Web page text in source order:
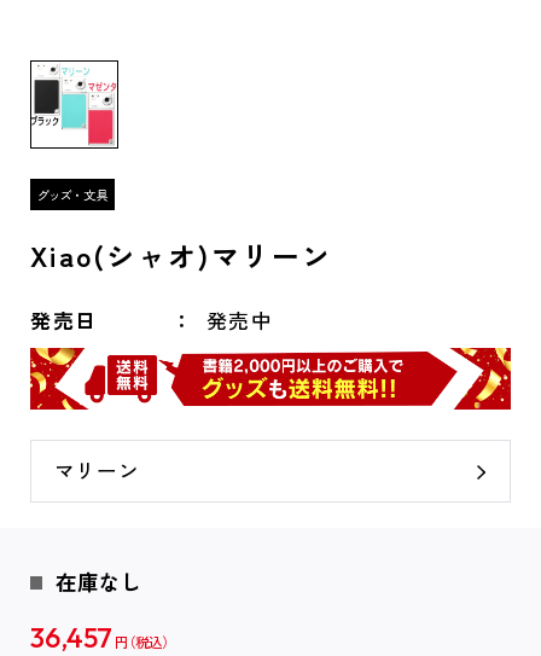
Xiao(シャオ)マリーン
発売日 発売中
マリーン
在庫なし
36,457 円